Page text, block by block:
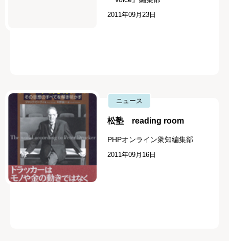
2011年09月23日
ニュース
松塾 reading room
PHPオンライン衆知編集部
2011年09月16日